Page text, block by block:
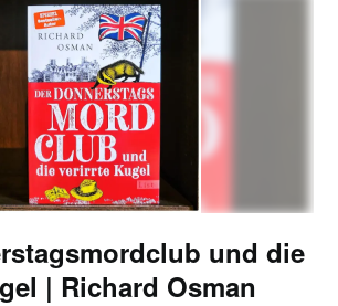
und die
| Richard Osman